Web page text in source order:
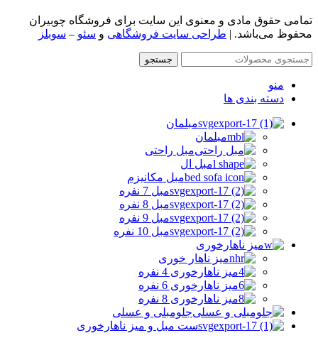
تمامی حقوق مادی و معنوی این سایت برای فروشگاه چوبیران
محفوظ ‌می‌باشد. | طراحی سایت فروشگاهی و سئو – سوبلز
جستجو
منو
دسته بندی ها
مبلمان
مبلمان
مبل راحتی
مبل ال
مبل مکانیزم
مبل 7 نفره
مبل 8 نفره
مبل 9 نفره
مبل 10 نفره
میز ناهارخوری
میز ناهار خوری
میز ناهارخوری 4 نفره
میز ناهارخوری 6 نفره
میز ناهارخوری 8 نفره
جلومبلی و عسلی
ست مبل و میز ناهارخوری